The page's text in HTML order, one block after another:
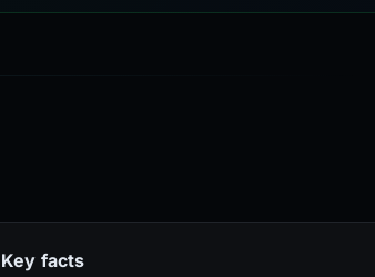
Key facts